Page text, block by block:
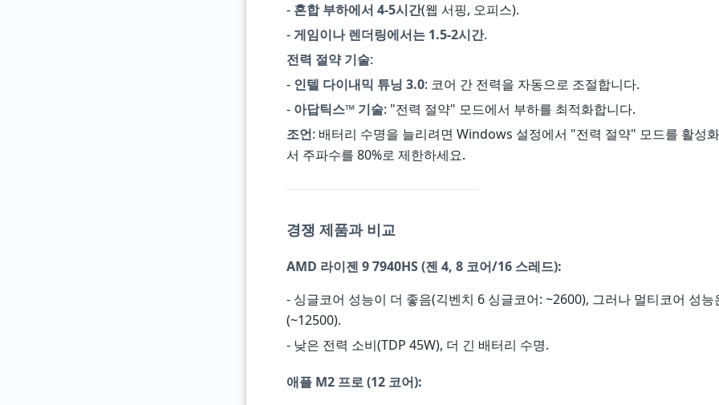
- 혼합 부하에서 4-5시간(웹 서핑, 오피스).
-게임이나 렌더링에서는 1.5-2시간.
전력 절약 기술:
- 인텔 다이내믹 튜닝 3.0: 코어 간 전력을 자동으로 조절합니다.
- 아답틱스™ 기술: "전력 절약" 모드에서 부하를 최적화합니다.
조언: 배터리 수명을 늘리려면 Windows 설정에서 "전력 절약" 모드를 활성
서 주파수를 80%로 제한하세요.
경쟁 제품과 비교
AMD 라이젠 9 7940HS(젠 4, 8 코어/16 스레드):
- 싱글코어 성능이 더 좋음(긱벤치 6 싱글코어: ~2600), 그러나 멀티코어 성능
(~12500).
- 낮은 전력 소비(TDP 45W), 더 긴 배터리 수명.
애플 M2 프로(12 코어):